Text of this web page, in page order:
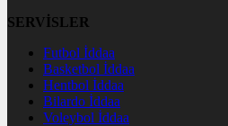
SERVİSLER
Futbol İddaa
Basketbol İddaa
Hentbol İddaa
Bilardo İddaa
Voleybol İddaa